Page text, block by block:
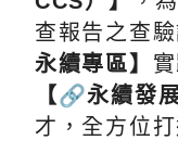
查報告之查驗
永續專區】
【🔗永續發
才 ，全方位